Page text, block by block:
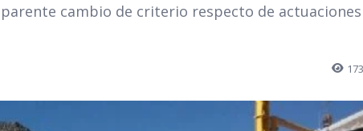
cambio de criterio respecto de actuaciones
173